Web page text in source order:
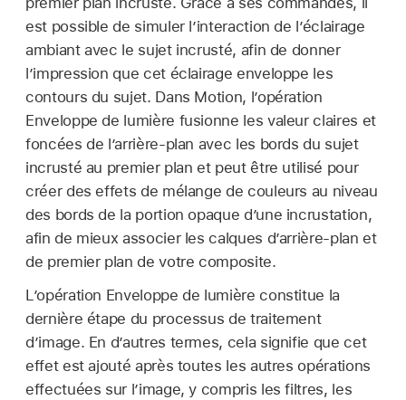
est possible de simuler l’interaction de l’éclairage
ambiant avec le sujet incrusté, afin de donner
l’impression que cet éclairage enveloppe les
contours du sujet. Dans Motion, l’opération
Enveloppe de lumière fusionne les valeur claires et
foncées de l’arrière-plan avec les bords du sujet
incrusté au premier plan et peut être utilisé pour
créer des effets de mélange de couleurs au niveau
des bords de la portion opaque d’une incrustation,
afin de mieux associer les calques d’arrière-plan et
de premier plan de votre composite.
L’opération Enveloppe de lumière constitue la
dernière étape du processus de traitement
d’image. En d’autres termes, cela signifie que cet
effet est ajouté après toutes les autres opérations
effectuées sur l’image, y compris les filtres, les